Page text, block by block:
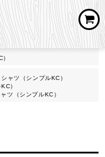
シャツ（シンプルKC）
）
ツ（シンプルKC）